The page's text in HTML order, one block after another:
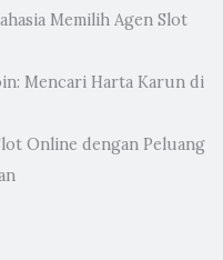
Memilih Agen Slot
Mencari Harta Karun di
Online dengan Peluang